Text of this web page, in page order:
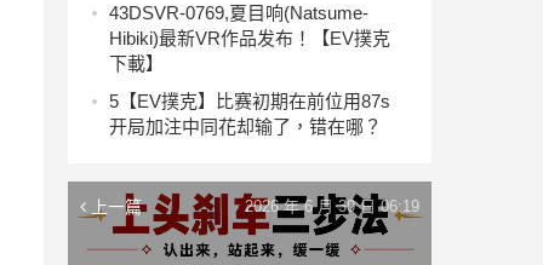
43DSVR-0769,夏目响(Natsume-
Hibiki)最新VR作品发布！【EV撲克
下載】
5 【EV撲克】比赛初期在前位用87s
开局加注中同花却输了，错在哪？
上一篇 2026 年 6 月 30 日 06:19